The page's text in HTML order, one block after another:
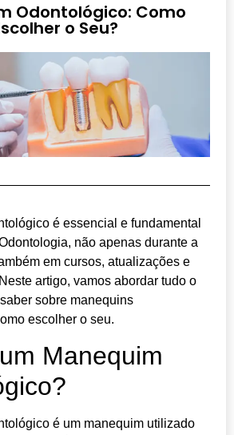
Odontológico: Como
o Seu?
é essencial e fundamental
não apenas durante a
em cursos, atualizações e
artigo, vamos abordar tudo o
sobre manequins
escolher o seu.
Manequim
é um manequim utilizado